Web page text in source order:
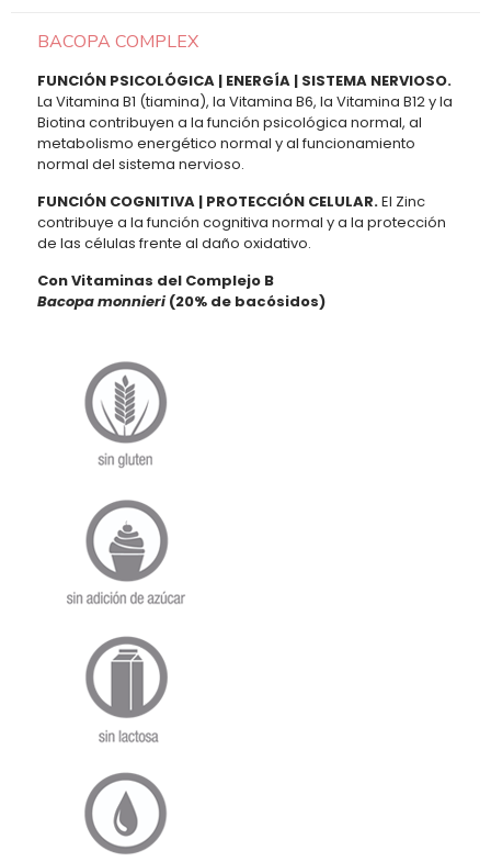
BACOPA COMPLEX
FUNCIÓN PSICOLÓGICA | ENERGÍA | SISTEMA NERVIOSO.
La Vitamina B1 (tiamina), la Vitamina B6, la Vitamina B12 y la
Biotina contribuyen a la función psicológica normal, al
metabolismo energético normal y al funcionamiento
normal del sistema nervioso.
FUNCIÓN COGNITIVA | PROTECCIÓN CELULAR.El Zinc
contribuye a la función cognitiva normal y a la protección
de las células frente al daño oxidativo.
Con Vitaminas del Complejo B
Bacopa monnieri(20% de bacósidos)